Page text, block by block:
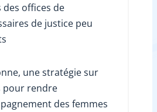
des offices de
de justice peu
une stratégie sur
pour rendre
des femmes